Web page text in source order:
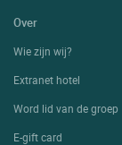
Over
Wie zijn wij?
Extranet hotel
Word lid van de groep
E-gift card